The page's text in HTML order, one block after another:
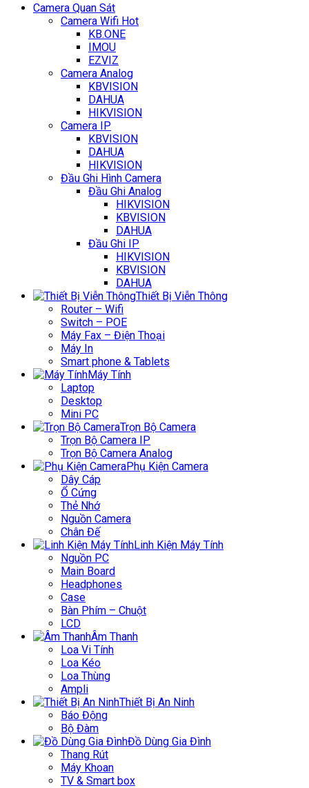
Camera Quan Sát
Camera Wifi Hot
KB.ONE
IMOU
EZVIZ
Camera Analog
KBVISION
DAHUA
HIKVISION
Camera IP
KBVISION
DAHUA
HIKVISION
Đầu Ghi Hình Camera
Đầu Ghi Analog
HIKVISION
KBVISION
DAHUA
Đầu Ghi IP
HIKVISION
KBVISION
DAHUA
Thiết Bị Viễn Thông
Router – Wifi
Switch – POE
Máy Fax – Điện Thoại
Máy In
Smart phone & Tablets
Máy Tính
Laptop
Desktop
Mini PC
Trọn Bộ Camera
Trọn Bộ Camera IP
Trọn Bộ Camera Analog
Phụ Kiện Camera
Dây Cáp
Ổ Cứng
Thẻ Nhớ
Nguồn Camera
Chân Đế
Linh Kiện Máy Tính
Nguồn PC
Main Board
Headphones
Case
Bàn Phím – Chuột
LCD
Âm Thanh
Loa Vi Tính
Loa Kéo
Loa Thùng
Ampli
Thiết Bị An Ninh
Báo Động
Bộ Đàm
Đồ Dùng Gia Đình
Thang Rút
Máy Khoan
TV & Smart box